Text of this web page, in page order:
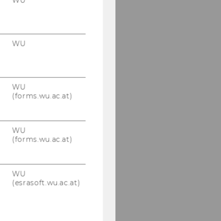
WU
WU
(forms.wu.ac.at)
WU
(forms.wu.ac.at)
WU
(esrasoft.wu.ac.at)